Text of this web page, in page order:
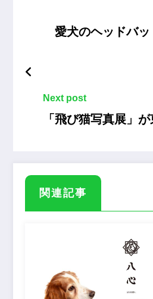
愛犬のヘッドバ
Next post
「飛び猫写真展」
関連記事